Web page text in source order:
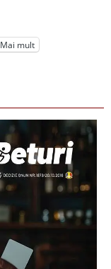
Mai mult